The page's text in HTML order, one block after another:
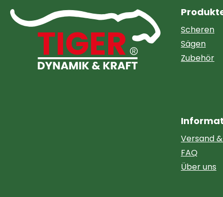
Scheren
Sägen
Zubehör
Versand
FAQ
Über uns